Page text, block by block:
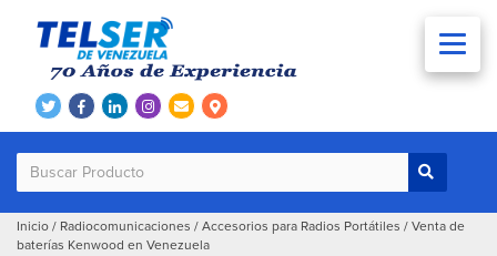
Inicio / Radiocomunicaciones / Accesorios para Radios Portátiles / Venta de
baterías Kenwood en Venezuela